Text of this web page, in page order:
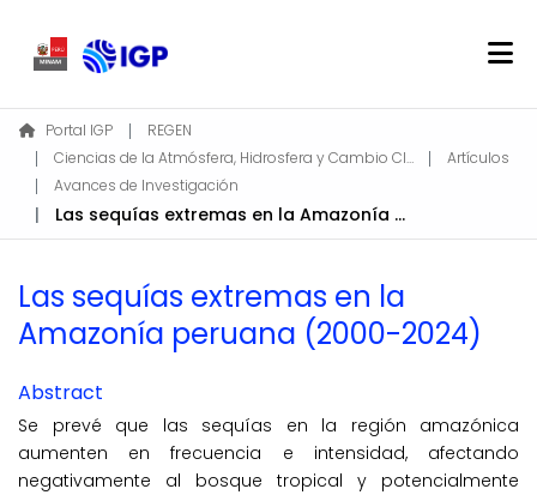
Home
About REGEN
Communities & Collections
Find
EN
Portal IGP
REGEN
Ciencias de la Atmósfera, Hidrosfera y Cambio Climático
Artículos
Avances de Investigación
Las sequías extremas en la Amazonía peruana (2000-2024)
Las sequías extremas en la
Amazonía peruana (2000-2024)
Abstract
Se prevé que las sequías en la región amazónica
aumenten en frecuencia e intensidad, afectando
negativamente al bosque tropical y potencialmente